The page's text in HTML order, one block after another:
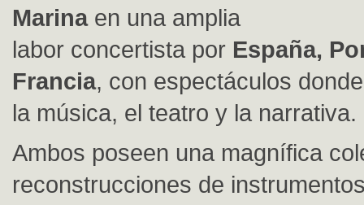
Marinaen una amplia
labor concertista por España,
Francia, con espectáculos
la música, el teatro y la narrativa.
Ambos poseen una magnífica
reconstrucciones de